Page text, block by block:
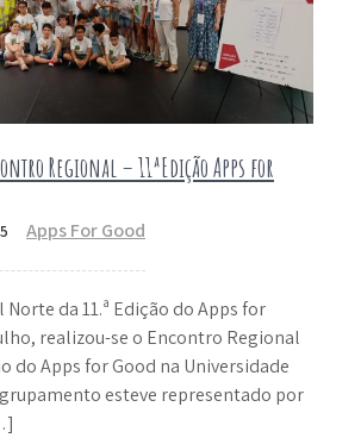
Regional – 11ªEdição Apps for
Apps For Good
da 11.ª Edição do Apps for
realizou-se o Encontro Regional
do Apps for Good na Universidade
esteve representado por